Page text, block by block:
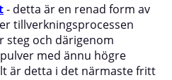
- detta är en renad form av
tillverkningsprocessen
steg och därigenom
med ännu högre
är detta i det närmaste fritt